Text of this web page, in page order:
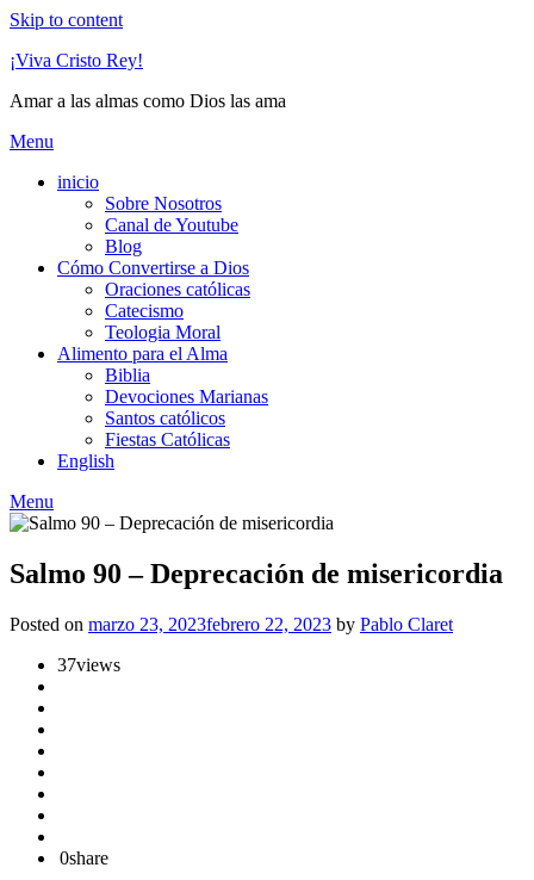
Skip to content
¡Viva Cristo Rey!
Amar a las almas como Dios las ama
Menu
inicio
Sobre Nosotros
Canal de Youtube
Blog
Cómo Convertirse a Dios
Oraciones católicas
Catecismo
Teologia Moral
Alimento para el Alma
Biblia
Devociones Marianas
Santos católicos
Fiestas Católicas
English
Menu
Salmo 90 – Deprecación de misericordia
Posted on marzo 23, 2023febrero 22, 2023 by Pablo Claret
37views
0share